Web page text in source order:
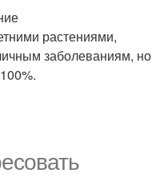
растениями,
заболеваниям, но